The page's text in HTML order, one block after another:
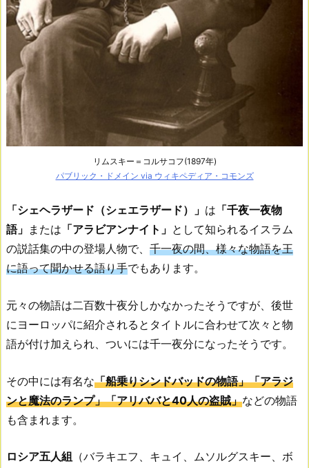
リムスキー＝コルサコフ(1897年)
パブリック・ドメイン via ウィキペディア・コモンズ
「シェヘラザード（シェエラザード）」 は 「千夜一夜物
語」 または 「アラビアンナイト」 として知られるイスラム
の説話集の中の登場人物で、 千一夜の間、様々な物語を王
に語って聞かせる語り手でもあります。
元々の物語は二百数十夜分しかなかったそうですが、後世
にヨーロッパに紹介されるとタイトルに合わせて次々と物
語が付け加えられ、ついには千一夜分になったそうです。
その中には有名な「船乗りシンドバッドの物語」「アラジ
ンと魔法のランプ」「アリババと40人の盗賊」などの物語
も含まれます。
ロシア五人組 （バラキエフ、キュイ、ムソルグスキー、ボ